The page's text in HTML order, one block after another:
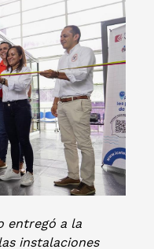
entregó a la
instalaciones